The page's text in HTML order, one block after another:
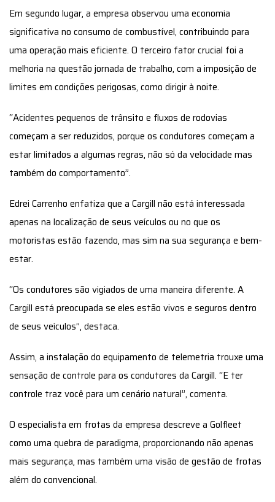
Em segundo lugar, a empresa observou uma economia
significativa no consumo de combustível, contribuindo para
uma operação mais eficiente. O terceiro fator crucial foi a
melhoria na questão jornada de trabalho, com a imposição de
limites em condições perigosas, como dirigir à noite.
“Acidentes pequenos de trânsito e fluxos de rodovias
começam a ser reduzidos, porque os condutores começam a
estar limitados a algumas regras, não só da velocidade mas
também do comportamento”.
Edrei Carrenho enfatiza que a Cargill não está interessada
apenas na localização de seus veículos ou no que os
motoristas estão fazendo, mas sim na sua segurança e bem-
estar.
“Os condutores são vigiados de uma maneira diferente. A
Cargill está preocupada se eles estão vivos e seguros dentro
de seus veículos”, destaca.
Assim, a instalação do equipamento de telemetria trouxe uma
sensação de controle para os condutores da Cargill. “E ter
controle traz você para um cenário natural”, comenta.
O especialista em frotas da empresa descreve a Golfleet
como uma quebra de paradigma, proporcionando não apenas
mais segurança, mas também uma visão de gestão de frotas
além do convencional.